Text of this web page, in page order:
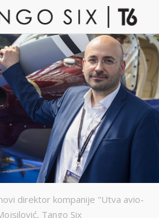
direktor kompanije "Utva avio-
Tango Six